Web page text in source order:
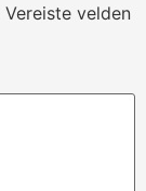
Vereiste velden